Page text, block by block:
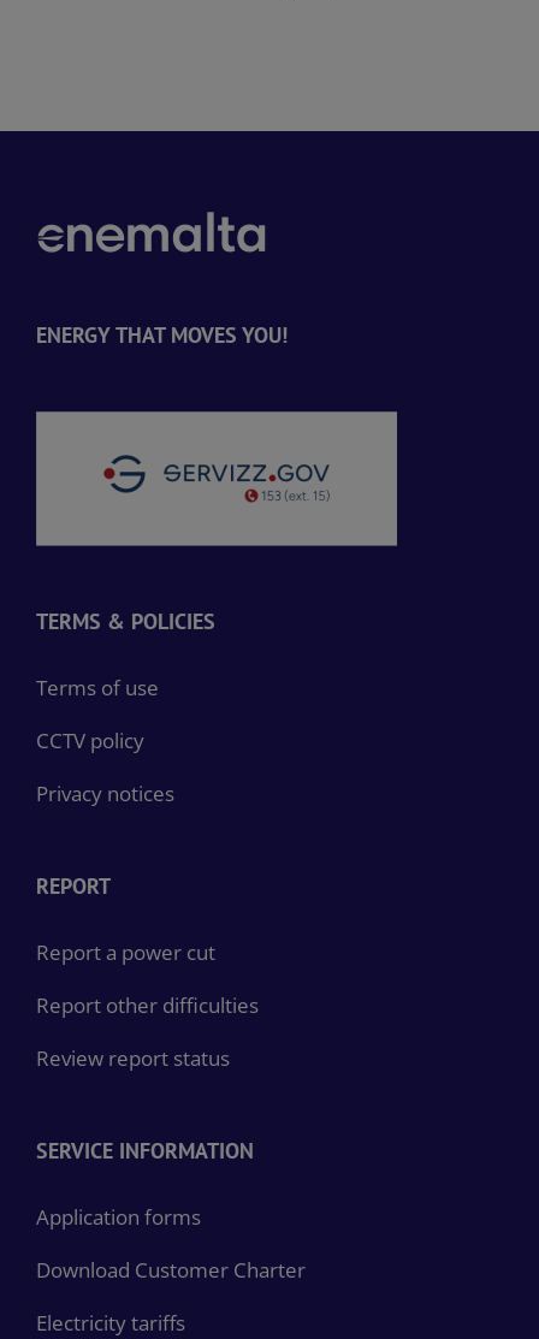
ENERGY THAT MOVES YOU!
TERMS & POLICIES
Terms of use
CCTV policy
Privacy notices
REPORT
Report a power cut
Report other difficulties
Review report status
SERVICE INFORMATION
Application forms
Download Customer Charter
Electricity tariffs